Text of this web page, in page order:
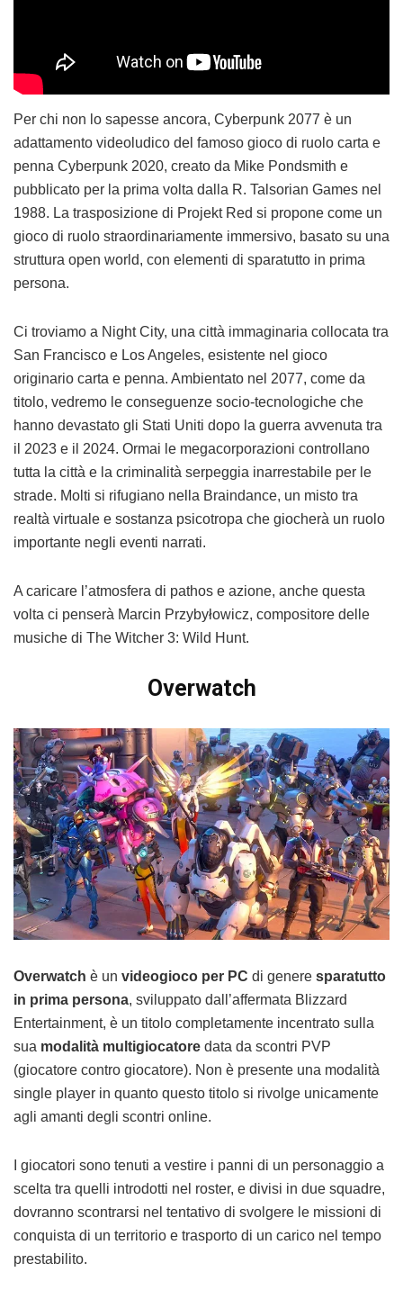
Per chi non lo sapesse ancora, Cyberpunk 2077 è un
adattamento videoludico del famoso gioco di ruolo carta e
penna Cyberpunk 2020, creato da Mike Pondsmith e
pubblicato per la prima volta dalla R. Talsorian Games nel
1988. La trasposizione di Projekt Red si propone come un
gioco di ruolo straordinariamente immersivo, basato su una
struttura open world, con elementi di sparatutto in prima
persona.
Ci troviamo a Night City, una città immaginaria collocata tra
San Francisco e Los Angeles, esistente nel gioco
originario carta e penna. Ambientato nel 2077, come da
titolo, vedremo le conseguenze socio-tecnologiche che
hanno devastato gli Stati Uniti dopo la guerra avvenuta tra
il 2023 e il 2024. Ormai le megacorporazioni controllano
tutta la città e la criminalità serpeggia inarrestabile per le
strade. Molti si rifugiano nella Braindance, un misto tra
realtà virtuale e sostanza psicotropa che giocherà un ruolo
importante negli eventi narrati.
A caricare l’atmosfera di pathos e azione, anche questa
volta ci penserà Marcin Przybyłowicz, compositore delle
musiche di The Witcher 3: Wild Hunt.
Overwatch
Overwatch è un videogioco per PC di genere sparatutto
in prima persona, sviluppato dall’affermata Blizzard
Entertainment, è un titolo completamente incentrato sulla
sua modalità multigiocatore data da scontri PVP
(giocatore contro giocatore). Non è presente una modalità
single player in quanto questo titolo si rivolge unicamente
agli amanti degli scontri online.
I giocatori sono tenuti a vestire i panni di un personaggio a
scelta tra quelli introdotti nel roster, e divisi in due squadre,
dovranno scontrarsi nel tentativo di svolgere le missioni di
conquista di un territorio e trasporto di un carico nel tempo
prestabilito.